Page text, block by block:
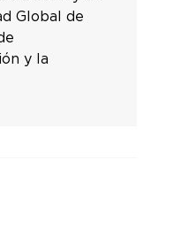
Global de
y la